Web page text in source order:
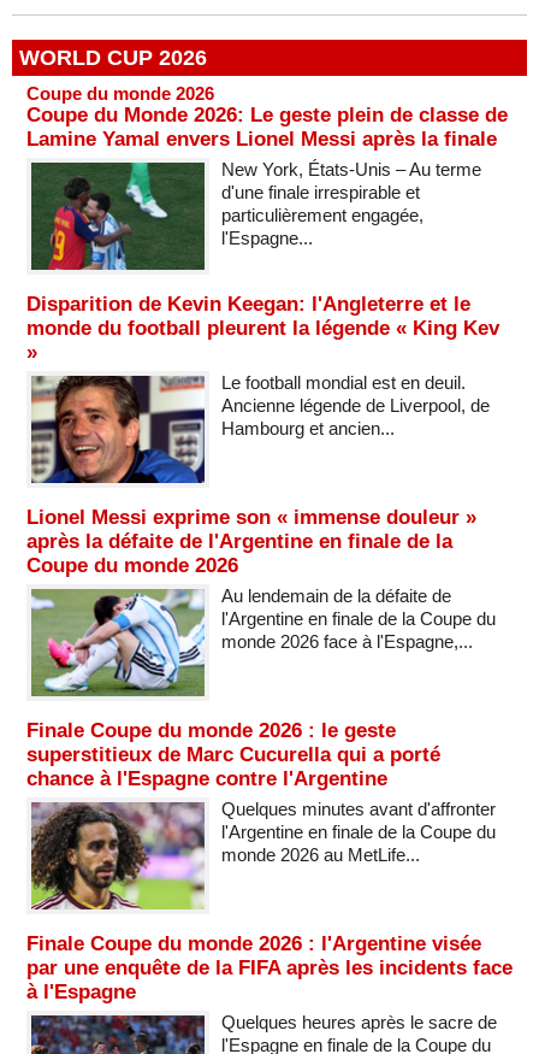
WORLD CUP 2026
Coupe du monde 2026
Coupe du Monde 2026: Le geste plein de classe de
Lamine Yamal envers Lionel Messi après la finale
New York, États-Unis – Au terme
d'une finale irrespirable et
particulièrement engagée,
l'Espagne...
Disparition de Kevin Keegan: l'Angleterre et le
monde du football pleurent la légende « King Kev
»
Le football mondial est en deuil.
Ancienne légende de Liverpool, de
Hambourg et ancien...
Lionel Messi exprime son « immense douleur »
après la défaite de l'Argentine en finale de la
Coupe du monde 2026
Au lendemain de la défaite de
l'Argentine en finale de la Coupe du
monde 2026 face à l'Espagne,...
Finale Coupe du monde 2026 : le geste
superstitieux de Marc Cucurella qui a porté
chance à l'Espagne contre l'Argentine
Quelques minutes avant d'affronter
l'Argentine en finale de la Coupe du
monde 2026 au MetLife...
Finale Coupe du monde 2026 : l'Argentine visée
par une enquête de la FIFA après les incidents face
à l'Espagne
Quelques heures après le sacre de
l'Espagne en finale de la Coupe du